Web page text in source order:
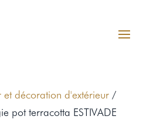
et décoration d'extérieur/
pot terracotta ESTIVADE